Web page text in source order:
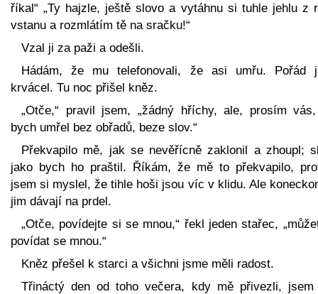
říkal“ „Ty hajzle, ještě slovo a vytáhnu si tuhle jehlu z
vstanu a rozmlátím tě na sračku!“
Vzal ji za paži a odešli.
Hádám, že mu telefonovali, že asi umřu. Pořád
krvácel. Tu noc přišel kněz.
„Otče,“ pravil jsem, „žádný hříchy, ale, prosím
bych umřel bez obřadů, beze slov.“
Překvapilo mě, jak se nevěřícně zaklonil a zhoupl;
jako bych ho praštil. Říkám, že mě to překvapilo,
jsem si myslel, že tihle hoši jsou víc v klidu. Ale
jim dávají na prdel.
„Otče, povídejte si se mnou,“ řekl jeden stařec,
povídat se mnou.“
Kněz přešel k starci a všichni jsme měli radost.
Třináctý den od toho večera, kdy mě přivezli,